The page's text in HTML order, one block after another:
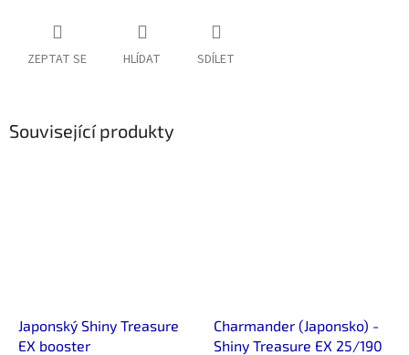
ZEPTAT SE HLÍDAT SDÍLET
Související produkty
Japonský Shiny Treasure
EX booster
Charmander (Japonsko) -
Shiny Treasure EX 25/190